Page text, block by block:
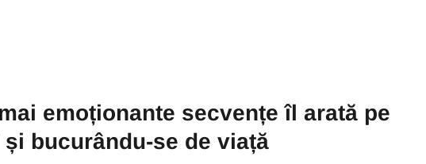
emoționante secvențe îl arată pe
bucurându-se de viață